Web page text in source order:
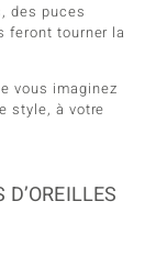
des puces
feront tourner la
vous imaginez
style, à votre